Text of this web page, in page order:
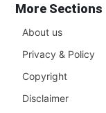
More Sections
About us
Privacy & Policy
Copyright
Disclaimer